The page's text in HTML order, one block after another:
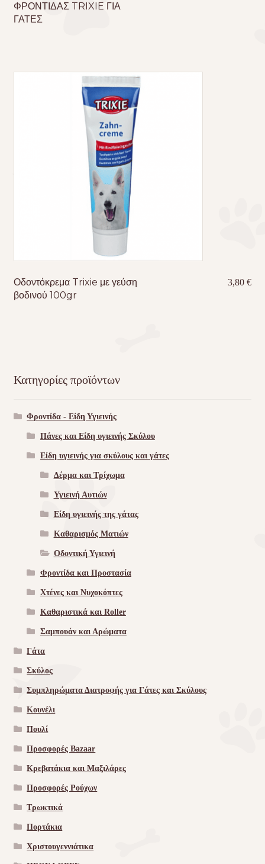
ΦΡΟΝΤΙΔΑΣ TRIXIE ΓΙΑ
ΓΑΤΕΣ
Οδοντόκρεμα Trixie με γεύση
βοδινού 100gr
3,80€
Κατηγορίες προϊόντων
Φροντίδα - Είδη Υγιεινής
Πάνες και Είδη υγιεινής Σκύλου
Είδη υγιεινής για σκύλους και γάτες
Δέρμα και Τρίχωμα
Υγιεινή Αυτιών
Είδη υγιεινής της γάτας
Καθαρισμός Ματιών
Οδοντική Υγιεινή
Φροντίδα και Προστασία
Χτένες και Νυχοκόπτες
Καθαριστικά και Roller
Σαμπουάν και Αρώματα
Γάτα
Σκύλος
Συμπληρώματα Διατροφής για Γάτες και Σκύλους
Κουνέλι
Πουλί
Προσφορές Bazaar
Κρεβατάκια και Μαξιλάρες
Προσφορές Ρούχων
Τρωκτικά
Πορτάκια
Χριστουγεννιάτικα